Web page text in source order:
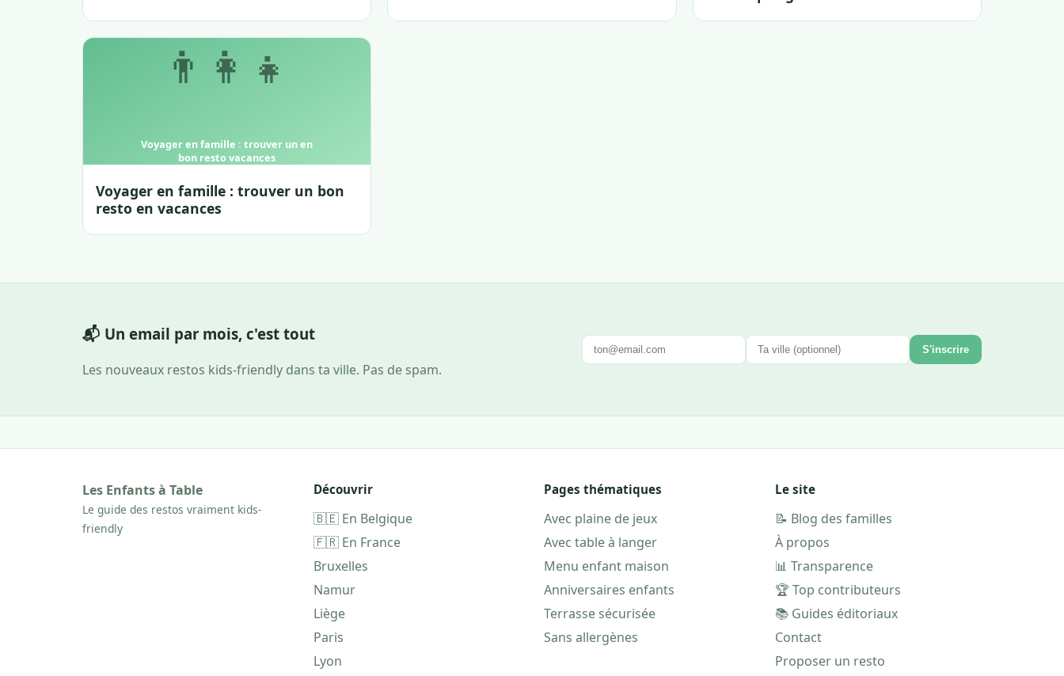
Voyager en famille : trouver un bon
resto en vacances
📬 Un email par mois, c'est tout
Les nouveaux restos kids-friendly dans ta ville. Pas de spam.
S'inscrire
Les Enfants à Table
Le guide des restos vraiment kids-
friendly
Découvrir
🇧🇪 En Belgique
🇫🇷 En France
Bruxelles
Namur
Liège
Paris
Lyon
Pages thématiques
Avec plaine de jeux
Avec table à langer
Menu enfant maison
Anniversaires enfants
Terrasse sécurisée
Sans allergènes
Le site
📝 Blog des familles
À propos
📊 Transparence
🏆 Top contributeurs
📚 Guides éditoriaux
Contact
Proposer un resto